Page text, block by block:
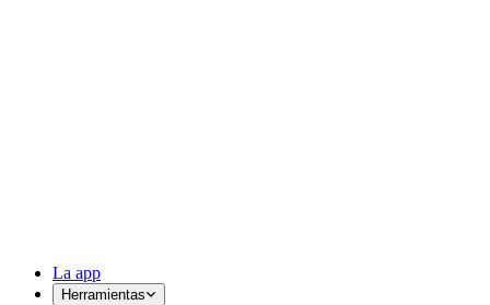
La app
Herramientas